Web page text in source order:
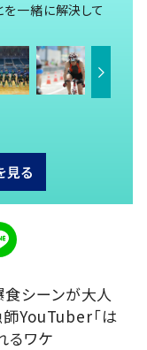
を一緒に解決して
見る
シーンが大人
YouTuber「は
るワケ